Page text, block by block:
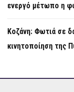
ενεργό μέτωπο η
Κοζάνη: Φωτιά σε
κινητοποίηση της